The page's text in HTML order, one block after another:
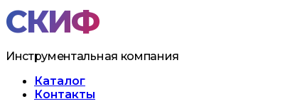
Перейти
к
содержимому
Инструментальная компания
Каталог
Контакты